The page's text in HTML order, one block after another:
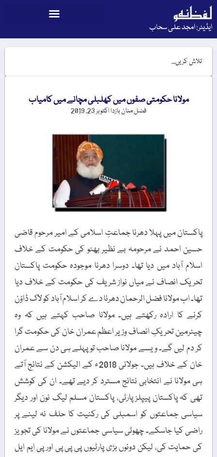
ایڈیٹر: امجد علی سحاب
مولانا حکومتی صفوں میں کھلبلی مچانے میں کامیاب
فضل منان بازدااکتوبر 23, 2019
پاکستان میں پہلا دھرنا جماعتِ اسلامی کے امیر مرحوم قاضی
حسین احمد نے مرحومہ بے نظیر بھٹو کی حکومت کے خلاف
اسلام آباد میں دیا تھا۔ دوسرا دھرنا موجودہ حکومت پاکستان
تحریک انصاف نے میاں نواز شریف کی حکومت کے خلاف دیا
تھا۔ اب مولانا فضل الرحمان دھرنا دے کر اسلام آباد کو لاک ڈاؤن
کرنے کا ارادہ رکھتے ہیں۔ مولانا صاحب کہتے ہیں کہ وہ
چیئرمین تحریکِ انصاف وزیر اعظم عمران خان کی حکومت گرا
کر دم لیں گے۔ ویسے مولانا صاحب تو پہلے ہی دن سے عمران
خان کے خلاف ہیں۔ جولائی 2018ء کے الیکشن کے نتائج آتے
ہی مولانا نے انتخابی نتائج مسترد کر دیے تھے۔ ان کی کوشش
تھی کہ پاکستان پیپلز پارٹی، پاکستان مسلم لیگ نون اور دیگر
سیاسی جماعتوں کو اسمبلی کی رکنیت کا حلف نہ لینے پر
راضی کیا جاسکے۔ چھوٹی سیاسی جماعتوں نے مولانا کی تجویز
کی حمایت کی، لیکن دونوں بڑی پارٹیوں پی پی پی اور پی ایم ایل